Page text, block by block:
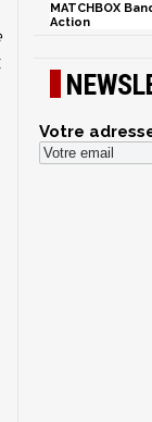
MATCHBOX
Action
Votre